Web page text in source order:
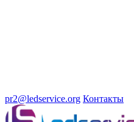
pr2@ledservice.org Контакты